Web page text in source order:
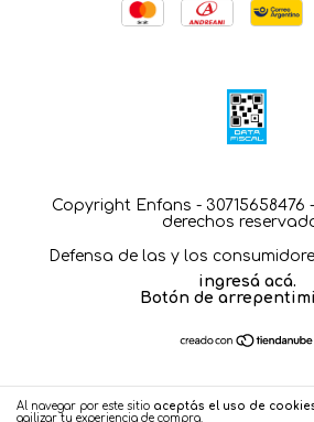
Al navegar por este sitio aceptás el uso de
agilizar tu experiencia de compra.
Copyright Enfans - 30715658476
derechos
Defensa de las y los
ingresá acá.
Botón de